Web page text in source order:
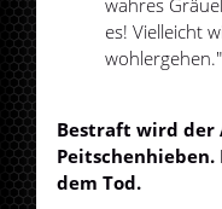
wahres
es! Vielleicht
wohlergehen."
Bestraft wird der
dem Tod.